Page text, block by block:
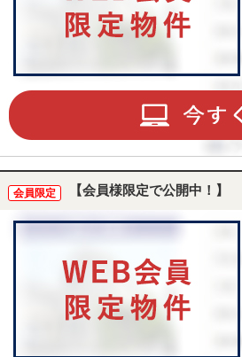
会員限定 【会員様限定で公開中！】